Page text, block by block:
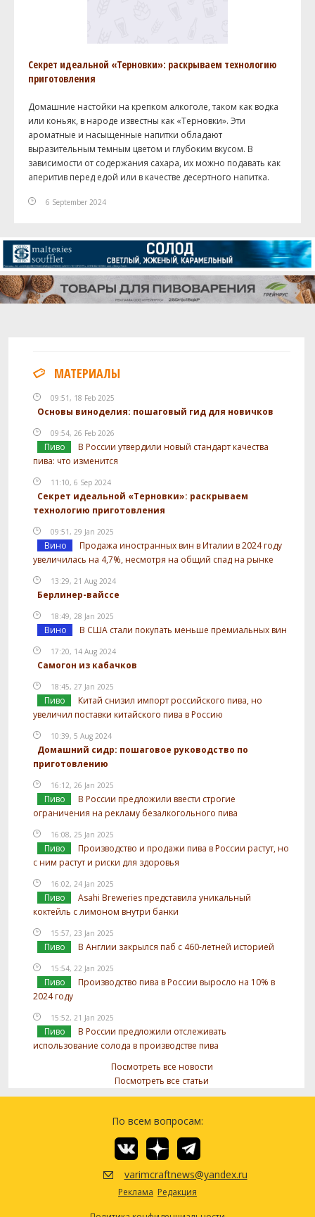
Секрет идеальной «Терновки»: раскрываем технологию
приготовления
Домашние настойки на крепком алкоголе, таком как водка
или коньяк, в народе известны как «Терновки». Эти
ароматные и насыщенные напитки обладают
выразительным темным цветом и глубоким вкусом. В
зависимости от содержания сахара, их можно подавать как
аперитив перед едой или в качестве десертного напитка.
6 September 2024
МАТЕРИАЛЫ
09:51, 18 Feb 2025
Основы виноделия: пошаговый гид для новичков
09:54, 26 Feb 2026
Пиво
В России утвердили новый стандарт качества
пива: что изменится
11:10, 6 Sep 2024
Секрет идеальной «Терновки»: раскрываем
технологию приготовления
09:51, 29 Jan 2025
Вино
Продажа иностранных вин в Италии в 2024 году
увеличилась на 4,7%, несмотря на общий спад на рынке
13:29, 21 Aug 2024
Берлинер-вайссе
18:49, 28 Jan 2025
Вино В США стали покупать меньше премиальных вин
17:20, 14 Aug 2024
Самогон из кабачков
18:45, 27 Jan 2025
Пиво
Китай снизил импорт российского пива, но
увеличил поставки китайского пива в Россию
10:39, 5 Aug 2024
Домашний сидр: пошаговое руководство по
приготовлению
16:12, 26 Jan 2025
Пиво
В России предложили ввести строгие
ограничения на рекламу безалкогольного пива
16:08, 25 Jan 2025
Пиво
Производство и продажи пива в России растут, но
с ним растут и риски для здоровья
16:02, 24 Jan 2025
Пиво
Asahi Breweries представила уникальный
коктейль с лимоном внутри банки
15:57, 23 Jan 2025
Пиво В Англии закрылся паб с 460-летней историей
15:54, 22 Jan 2025
Пиво
Производство пива в России выросло на 10% в
2024 году
15:52, 21 Jan 2025
Пиво
В России предложили отслеживать
использование солода в производстве пива
Посмотреть все новости
Посмотреть все статьи
По всем вопросам:
varimcraftnews@yandex.ru
Реклама Редакция